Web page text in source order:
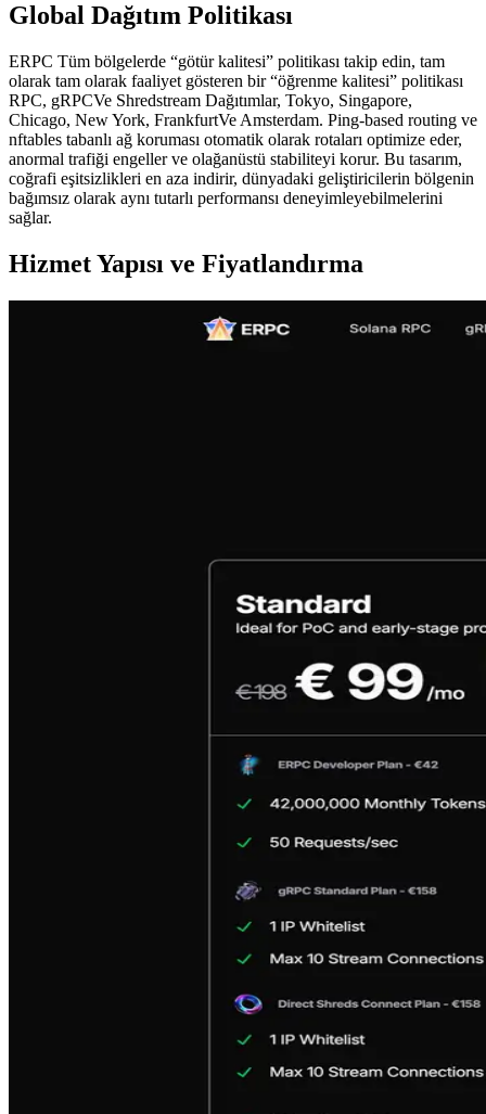
Global Dağıtım Politikası
ERPC Tüm bölgelerde “götür kalitesi” politikası takip edin, tam
olarak tam olarak faaliyet gösteren bir “öğrenme kalitesi” politikası
RPC, gRPCVe Shredstream Dağıtımlar, Tokyo, Singapore,
Chicago, New York, FrankfurtVe Amsterdam. Ping-based routing ve
nftables tabanlı ağ koruması otomatik olarak rotaları optimize eder,
anormal trafiği engeller ve olağanüstü stabiliteyi korur. Bu tasarım,
coğrafi eşitsizlikleri en aza indirir, dünyadaki geliştiricilerin bölgenin
bağımsız olarak aynı tutarlı performansı deneyimleyebilmelerini
sağlar.
Hizmet Yapısı ve Fiyatlandırma